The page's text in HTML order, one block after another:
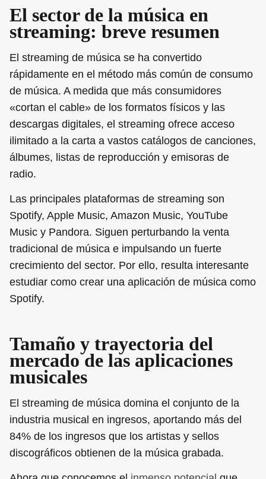
El sector de la música en
streaming: breve resumen
El streaming de música se ha convertido
rápidamente en el método más común de consumo
de música. A medida que más consumidores
«cortan el cable» de los formatos físicos y las
descargas digitales, el streaming ofrece acceso
ilimitado a la carta a vastos catálogos de canciones,
álbumes, listas de reproducción y emisoras de
radio.
Las principales plataformas de streaming son
Spotify, Apple Music, Amazon Music, YouTube
Music y Pandora. Siguen perturbando la venta
tradicional de música e impulsando un fuerte
crecimiento del sector. Por ello, resulta interesante
estudiar como crear una aplicación de música como
Spotify.
Tamaño y trayectoria del
mercado de las aplicaciones
musicales
El streaming de música domina el conjunto de la
industria musical en ingresos, aportando más del
84% de los ingresos que los artistas y sellos
discográficos obtienen de la música grabada.